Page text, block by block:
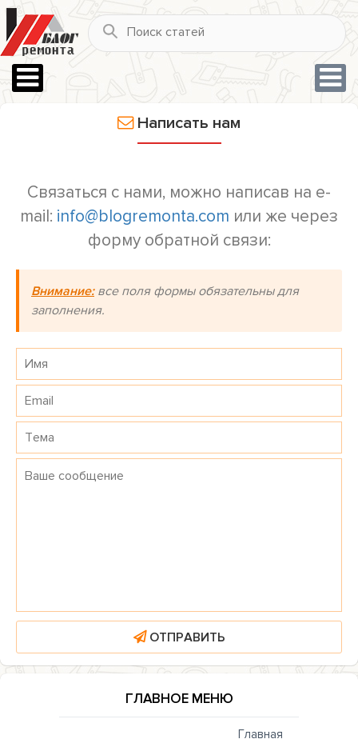
Написать нам
Связаться с нами, можно написав на e-
mail: info@blogremonta.com или же через
форму обратной связи:
Внимание:все поля формы обязательны для
заполнения.
ОТПРАВИТЬ
ГЛАВНОЕ МЕНЮ
Главная